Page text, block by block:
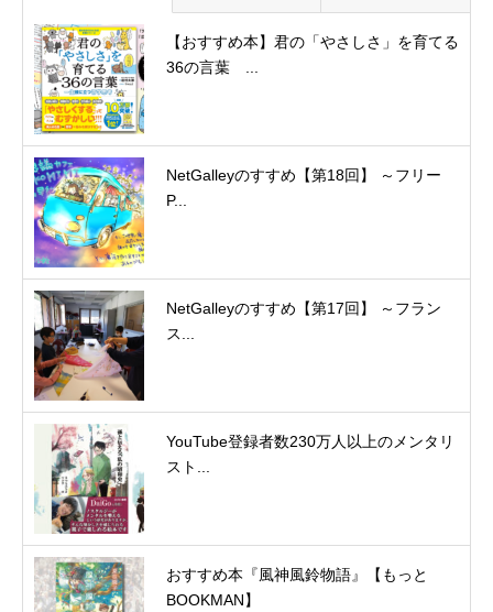
【おすすめ本】君の「やさしさ」を育てる
36の言葉 ...
NetGalleyのすすめ【第18回】 ～フリー
P...
NetGalleyのすすめ【第17回】 ～フラン
ス...
YouTube登録者数230万人以上のメンタリ
スト...
おすすめ本『風神風鈴物語』【もっと
BOOKMAN】